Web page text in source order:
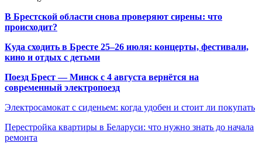
В Брестской области снова проверяют сирены: что
происходит?
Куда сходить в Бресте 25–26 июля: концерты, фестивали,
кино и отдых с детьми
Поезд Брест — Минск с 4 августа вернётся на
современный электропоезд
Электросамокат с сиденьем: когда удобен и стоит ли покупать
Перестройка квартиры в Беларуси: что нужно знать до начала
ремонта